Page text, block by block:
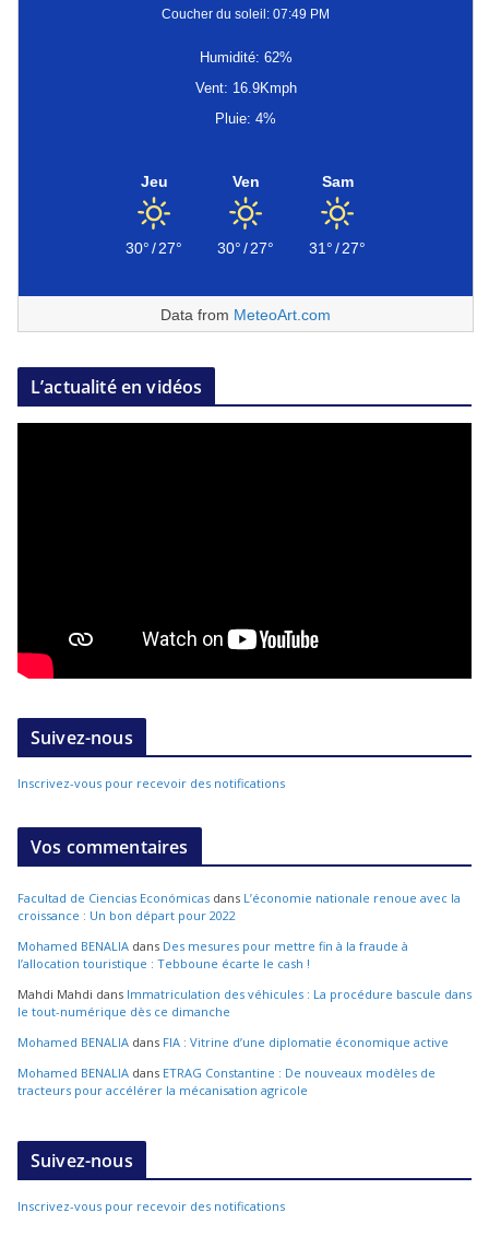
Coucher du soleil: 07:49 PM
Humidité: 62%
Vent: 16.9Kmph
Pluie: 4%
Jeu
30°/27°
Ven
30°/27°
Sam
31°/27°
Data from MeteoArt.com
L’actualité en vidéos
Suivez-nous
Inscrivez-vous pour recevoir des notifications
Vos commentaires
Facultad de Ciencias Económicas dans L’économie nationale renoue avec la
croissance : Un bon départ pour 2022
Mohamed BENALIA dans Des mesures pour mettre fin à la fraude à
l’allocation touristique : Tebboune écarte le cash !
Mahdi Mahdi dans Immatriculation des véhicules : La procédure bascule dans
le tout-numérique dès ce dimanche
Mohamed BENALIA dans FIA : Vitrine d’une diplomatie économique active
Mohamed BENALIA dans ETRAG Constantine : De nouveaux modèles de
tracteurs pour accélérer la mécanisation agricole
Suivez-nous
Inscrivez-vous pour recevoir des notifications